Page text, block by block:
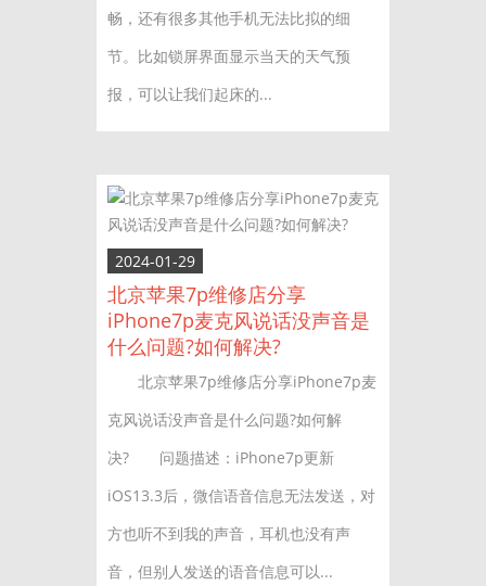
畅，还有很多其他手机无法比拟的细
节。比如锁屏界面显示当天的天气预
报，可以让我们起床的...
2024-01-29
北京苹果7p维修店分享
iPhone7p麦克风说话没声音是
什么问题?如何解决?
北京苹果7p维修店分享iPhone7p麦
克风说话没声音是什么问题?如何解
决? 问题描述：iPhone7p更新
iOS13.3后，微信语音信息无法发送，对
方也听不到我的声音，耳机也没有声
音，但别人发送的语音信息可以...